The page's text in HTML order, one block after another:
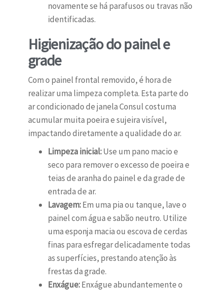
novamente se há parafusos ou travas não
identificadas.
Higienização do painel e
grade
Com o painel frontal removido, é hora de
realizar uma limpeza completa. Esta parte do
ar condicionado de janela Consul costuma
acumular muita poeira e sujeira visível,
impactando diretamente a qualidade do ar.
Limpeza inicial:Use um pano macio e
seco para remover o excesso de poeira e
teias de aranha do painel e da grade de
entrada de ar.
Lavagem:Em uma pia ou tanque, lave o
painel com água e sabão neutro. Utilize
uma esponja macia ou escova de cerdas
finas para esfregar delicadamente todas
as superfícies, prestando atenção às
frestas da grade.
Enxágue:Enxágue abundantemente o